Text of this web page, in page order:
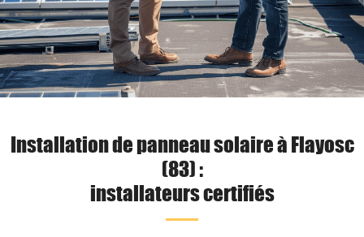
Installation de panneau solaire à Flayosc
(83) :
installateurs certifiés